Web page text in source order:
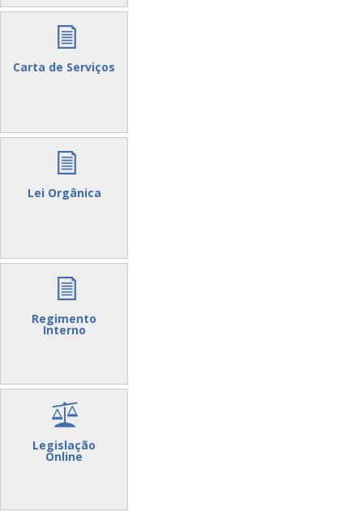
Carta de Serviços
Lei Orgânica
Regimento
Interno
Legislação
Online